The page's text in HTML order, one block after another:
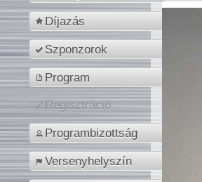
Díjazás
Szponzorok
Program
Regisztráció
Programbizottság
Versenyhelyszín